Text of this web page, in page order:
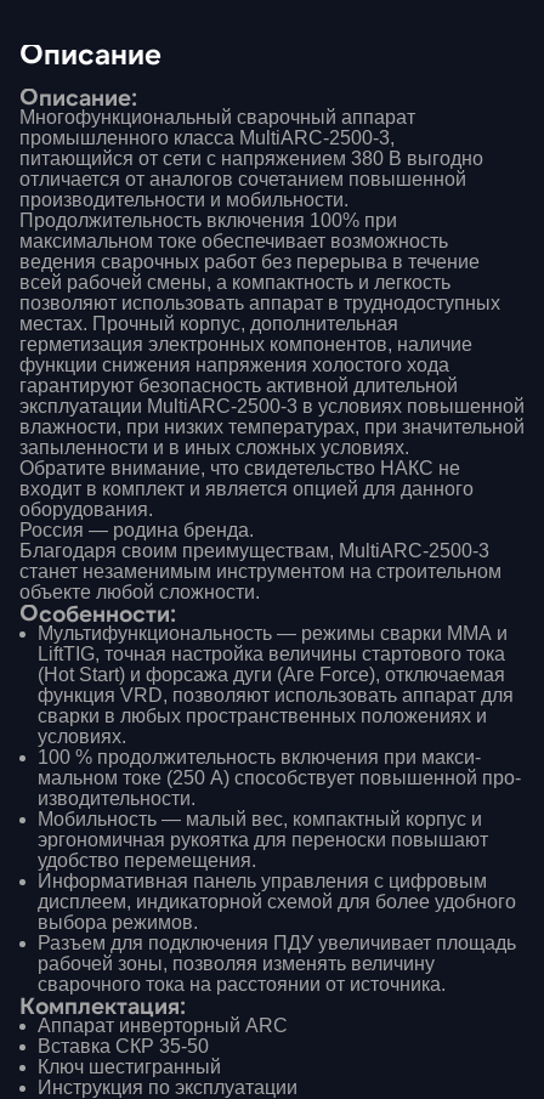
Описание
Описание:
Многофункциональный сварочный аппарат
промышленного класса MultiARC-2500-3,
питающийся от сети с напряжением 380 В выгодно
отличается от аналогов сочетанием повышенной
производительности и мобильности.
Продолжительность включения 100% при
максимальном токе обеспечивает возможность
ведения сварочных работ без перерыва в течение
всей рабочей смены, а компактность и легкость
позволя­ют использовать аппарат в труднодоступных
местах. Прочный корпус, дополнительная
герметизация элек­тронных компонентов, наличие
функции снижения напряжения холостого хода
гарантируют безопасность активной длительной
эксплуатации MultiARC-2500-3 в условиях повышенной
влажности, при низких тем­пературах, при значительной
запыленности и в иных сложных условиях.
Обратите внимание, что свидетельство НАКС не
входит в комплект и является опцией для данного
оборудования.
Россия — родина бренда.
Благодаря своим преимуществам, MultiARC-2500-3
станет незаменимым инструментом на строительном
объекте любой сложности.
Особенности:
Мультифункциональность — режимы сварки ММА и
LiftTIG, точная настройка величины стартового тока
(Hot Start) и форсажа дуги (Аге Force), отключаемая
функ­ция VRD, позволяют использовать аппарат для
сварки в любых пространственных положениях и
условиях.
100 % продолжительность включения при макси­
мальном токе (250 А) способствует повышенной про­
изводительности.
Мобильность — малый вес, компактный корпус и
эрго­номичная рукоятка для переноски повышают
удобст­во перемещения.
Информативная панель управления с цифровым
дисплеем, индикаторной схемой для более удобного
выбора режимов.
Разъем для подключения ПДУ увеличивает площадь
рабочей зоны, позволяя изменять величину
сварочно­го тока на расстоянии от источника.
Комплектация:
Аппарат инверторный ARC
Вставка СКР 35-50
Ключ шестигранный
Инструкция по эксплуатации